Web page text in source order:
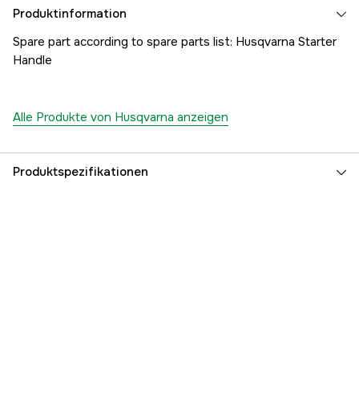
Produktinformation
Spare part according to spare parts list: Husqvarna Starter
Handle
Alle Produkte von Husqvarna anzeigen
Produktspezifikationen